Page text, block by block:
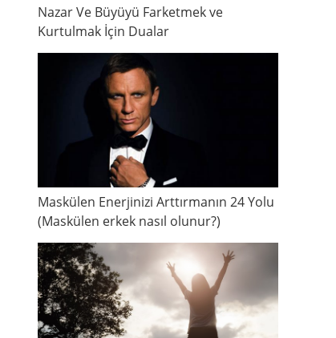
Nazar Ve Büyüyü Farketmek ve
Kurtulmak İçin Dualar
Maskülen Enerjinizi Arttırmanın 24 Yolu
(Maskülen erkek nasıl olunur?)